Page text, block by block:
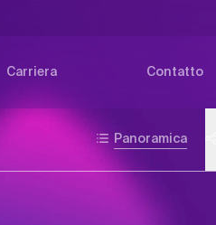
Carriera Contatto
Panoramica